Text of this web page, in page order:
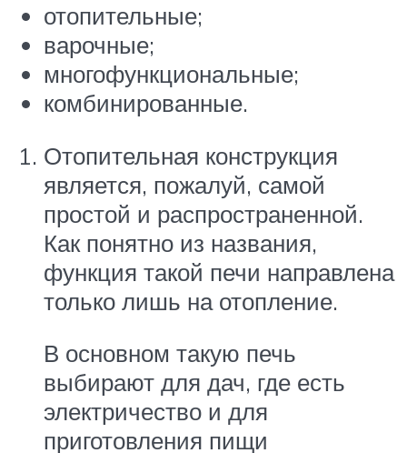
отопительные;
варочные;
многофункциональные;
комбинированные.
Отопительная конструкция
является, пожалуй, самой
простой и распространенной.
Как понятно из названия,
функция такой печи направлена
только лишь на отопление.
В основном такую печь
выбирают для дач, где есть
электричество и для
приготовления пищи